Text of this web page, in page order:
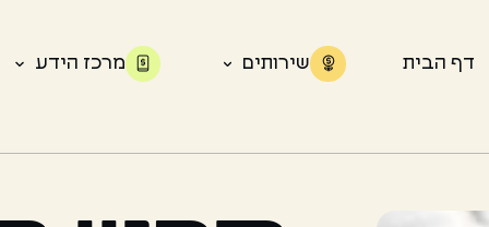
דף הבית שירותים מרכז הידע